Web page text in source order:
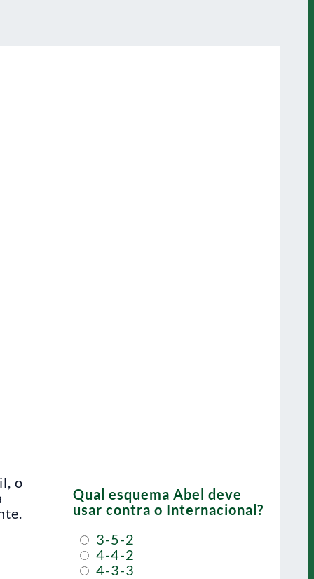
o
Qual esquema Abel deve
usar contra o Internacional?
3-5-2
4-4-2
4-3-3